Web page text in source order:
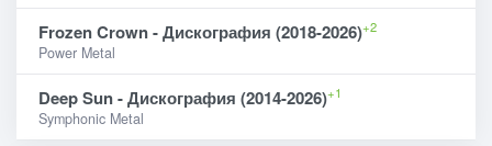
Frozen Crown - Дискография (2018-2026)+2
Power Metal
Deep Sun - Дискография (2014-2026)+1
Symphonic Metal